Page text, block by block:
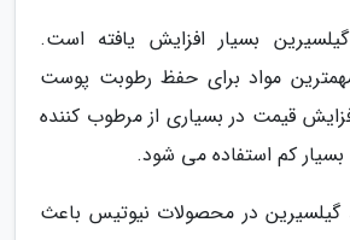
بسیار افزایش یافته است.
مواد برای حفظ رطوبت پوست
قیمت در بسیاری از مرطوب کننده
بسیار کم استفاده می شود.
از 20 درصد گیلسیرین در محصولات نیوتیس باعث